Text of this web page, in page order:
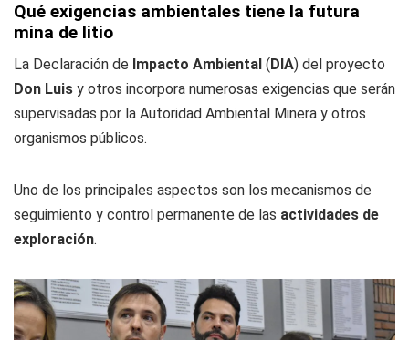
Qué exigencias ambientales tiene la futura
mina de litio
La Declaración de Impacto Ambiental ( DIA) del proyecto
Don Luis y otros incorpora numerosas exigencias que serán
supervisadas por la Autoridad Ambiental Minera y otros
organismos públicos.
Uno de los principales aspectos son los mecanismos de
seguimiento y control permanente de las actividades de
exploración.